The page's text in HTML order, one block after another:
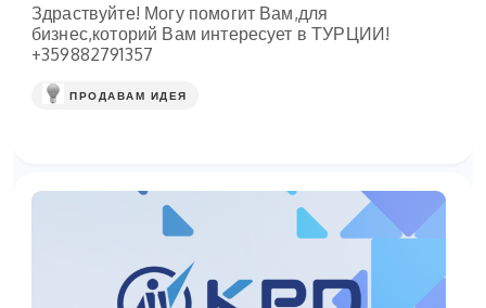
Здраствуйте! Могу помогит Вам,для
бизнес,которий Вам интересует в ТУРЦИИ!
+359882791357
ПРОДАВАМ ИДЕЯ